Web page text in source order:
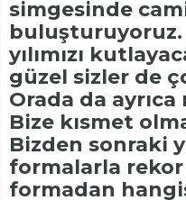
simgesinde
buluşturuyoruz.
yılımızı
güzel sizler de
Orada da ayrıca
Bize kısmet
Bizden sonraki
formalarla rekor
formadan